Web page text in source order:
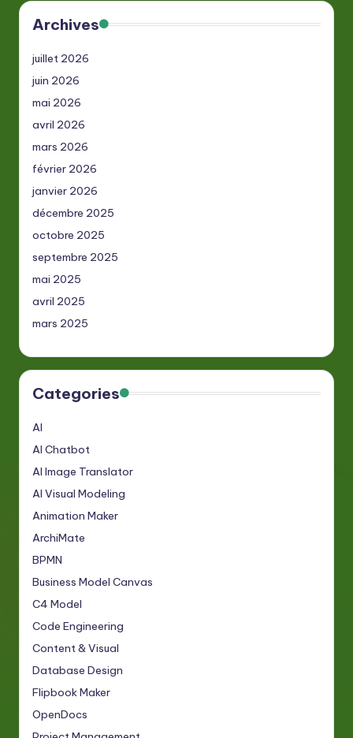
Archives
juillet 2026
juin 2026
mai 2026
avril 2026
mars 2026
février 2026
janvier 2026
décembre 2025
octobre 2025
septembre 2025
mai 2025
avril 2025
mars 2025
Categories
AI
AI Chatbot
AI Image Translator
AI Visual Modeling
Animation Maker
ArchiMate
BPMN
Business Model Canvas
C4 Model
Code Engineering
Content & Visual
Database Design
Flipbook Maker
OpenDocs